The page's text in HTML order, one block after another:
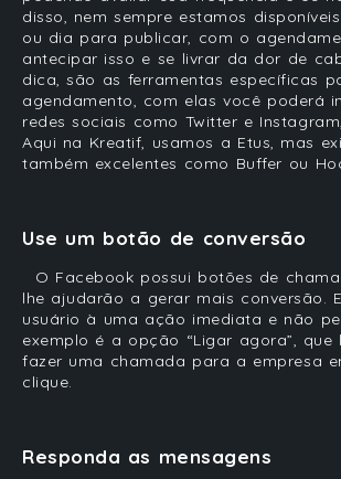
disso, nem sempre estamos
ou dia para publicar, com o
antecipar isso e se livrar da dor de
dica, são as ferramentas específicas
agendamento, com elas você poderá
redes sociais como Twitter e
Aqui na Kreatif, usamos a Etus, mas
também excelentes como Buffer ou
Use um botão de conversão
O Facebook possui botões de
lhe ajudarão a gerar mais conversão.
usuário à uma ação imediata e não
exemplo é a opção “Ligar agora”, que
fazer uma chamada para a empresa
clique.
Responda as mensagens